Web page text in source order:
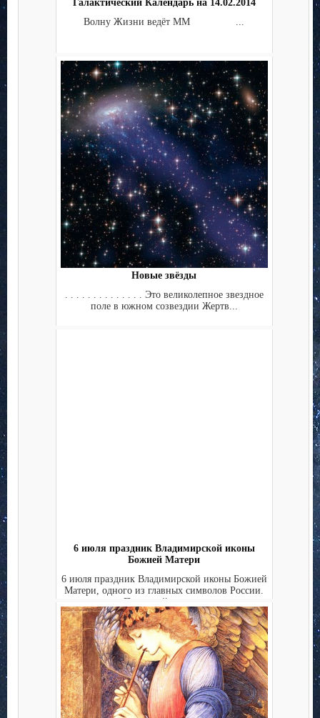
Галактический Календарь на 14.02.2014
Волну Жизни ведёт ММ ...
Новые звёзды
. . . . . . . . . . . . . . Это великолепное звездное
поле в южном созвездии Жертв...
6 июля праздник Владимирской иконы
Божией Матери
6 июля праздник Владимирской иконы Божией
Матери, одного из главных символов России.
Перед ней прися...